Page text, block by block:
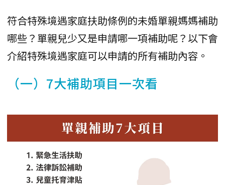
符合特殊境遇家庭扶助條例的未婚單親媽媽補助
哪些？單親兒少又是申請哪一項補助呢？以下會
介紹特殊境遇家庭可以申請的所有補助內容。
（一）7大補助項目一次看